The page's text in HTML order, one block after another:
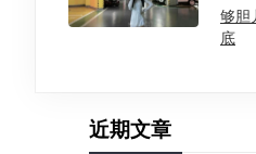
够胆
底
近期文章